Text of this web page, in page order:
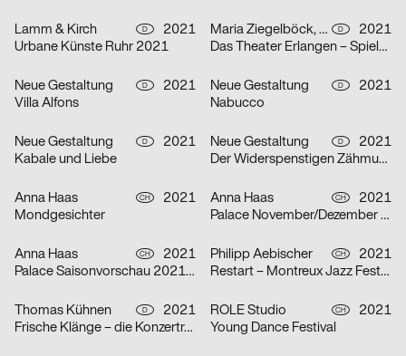
Lamm & Kirch D
2021
Urbane Künste Ruhr 2021
Maria Ziegelböck, Neue Gestaltung D
2021
Das Theater Erlangen – Spielzeit 2021/22
Neue Gestaltung D
2021
Villa Alfons
Neue Gestaltung D
2021
Nabucco
Neue Gestaltung D
2021
Kabale und Liebe
Neue Gestaltung D
2021
Der Widerspenstigen Zähmung
Anna Haas CH
2021
Mondgesichter
Anna Haas CH
2021
Palace November/Dezember 2021
Anna Haas CH
2021
Palace Saisonvorschau 2021/22
Philipp Aebischer CH
2021
Restart – Montreux Jazz Festival 2021
Thomas Kühnen D
2021
Frische Klänge – die Konzertreihe
ROLE Studio CH
2021
Young Dance Festival